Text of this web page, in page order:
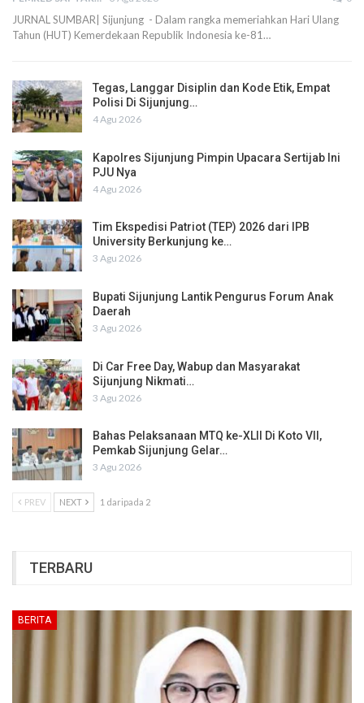
JURNAL SUMBAR| Sijunjung - Dalam rangka memeriahkan Hari Ulang
Tahun (HUT) Kemerdekaan Republik Indonesia ke-81…
Tegas, Langgar Disiplin dan Kode Etik, Empat
Polisi Di Sijunjung…
4 Agu 2026
Kapolres Sijunjung Pimpin Upacara Sertijab Ini
PJU Nya
4 Agu 2026
Tim Ekspedisi Patriot (TEP) 2026 dari IPB
University Berkunjung ke…
3 Agu 2026
Bupati Sijunjung Lantik Pengurus Forum Anak
Daerah
3 Agu 2026
Di Car Free Day, Wabup dan Masyarakat
Sijunjung Nikmati…
3 Agu 2026
Bahas Pelaksanaan MTQ ke-XLII Di Koto VII,
Pemkab Sijunjung Gelar…
3 Agu 2026
PREV NEXT 1 daripada 2
TERBARU
BERITA